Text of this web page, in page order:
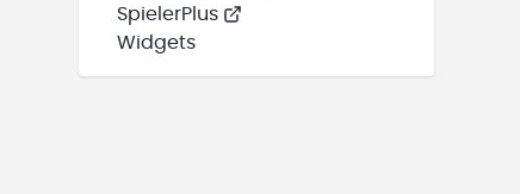
SpielerPlus
Widgets